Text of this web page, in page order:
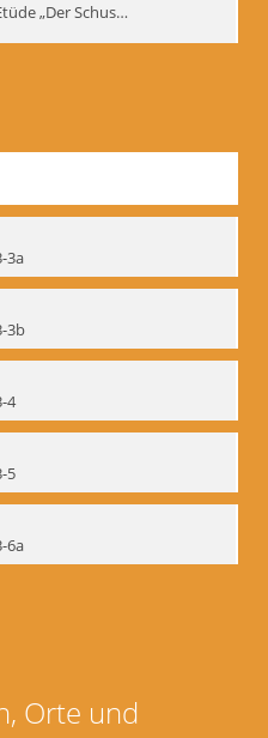
Demonstration der Etüde „Der Schuss mit dem Bogen“ durch Gennadij Nikolajewitsch Bogdanow, Berlin 1991
3a
3b
4
5
6a
Orte und